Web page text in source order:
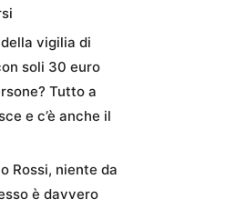
vigilia di
soli 30 euro
Tutto a
e c’è anche il
Rossi, niente da
è davvero